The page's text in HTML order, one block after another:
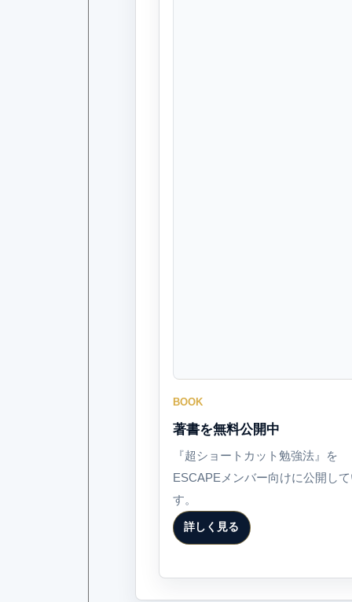
BOOK
著書を無料公開中
『超ショートカット勉強法』を
ESCAPEメンバー向けに公開し
す。
詳しく見る